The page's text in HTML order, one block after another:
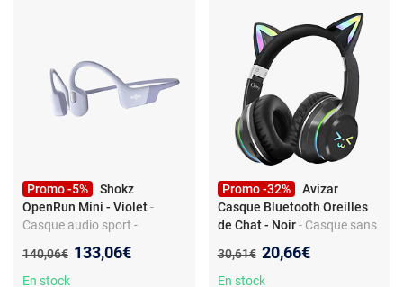
Promo -5%
Shokz
OpenRun Mini - Violet-
Casque audio sport -
Réduction du bruit - Contrôle
du volume
Ancien prix :
140,06€ Nouveau prix :
133,06€
En stock
Promo -32%
Avizar
Casque Bluetooth Oreilles
de Chat - Noir - Casque sans
5.2 - Carte micro SD
Ancien prix :
30,61€ Nouveau prix :
20,66€
En stock